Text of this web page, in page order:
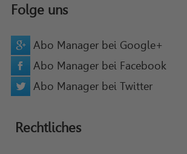
Folge uns
Abo Manager bei Google+
Abo Manager bei Facebook
Abo Manager bei Twitter
Rechtliches